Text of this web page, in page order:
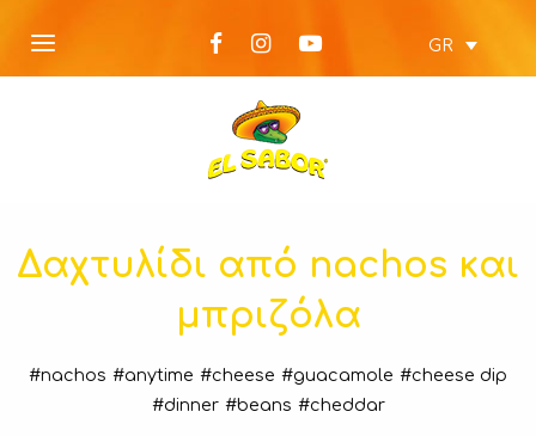
GR
Δαχτυλίδι από nachos και
μπριζόλα
#nachos #anytime #cheese #guacamole #cheese dip
#dinner #beans #cheddar